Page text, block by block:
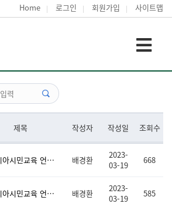
Home 로그인 회원가입 사이트맵
제목 작성자 작성일 조회수
동아시아시민교육 언어별 중급 교수·학습자료 모음(중/일/러/베/태) 배경환
2023-
03-19
668
동아시아시민교육 언어별 문자 및 발음학습(중/일/러/베/태) 배경환
2023-
03-19
585